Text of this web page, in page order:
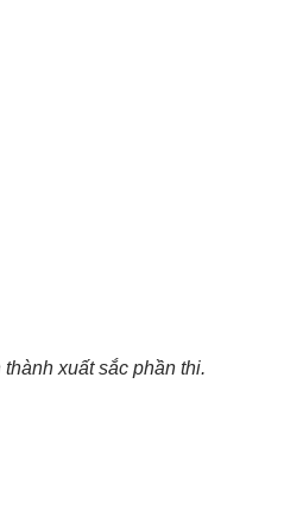
xuất sắc phần thi.